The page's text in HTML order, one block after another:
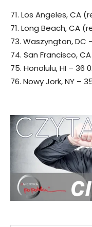
71. Los Angeles, CA
71. Long Beach, CA
73. Waszyngton, DC
74. San Francisco,
75. Honolulu, HI – 36
76. Nowy Jork, NY –